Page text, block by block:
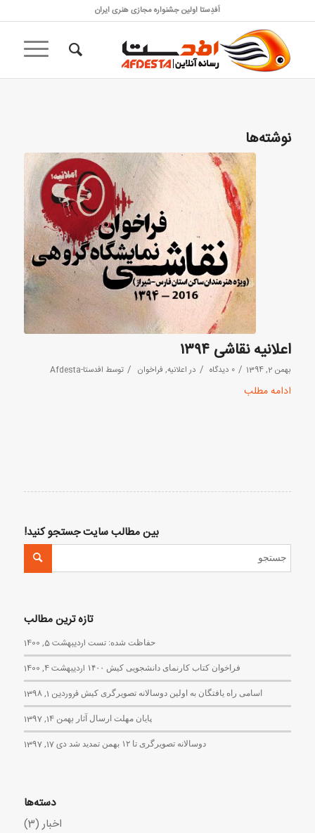
اَفدِستا اولین جشنواره مجازی هنری ایران
نوشته‌ها
اعلانیه نقاشی ۱۳۹۴
بهمن 2, 1394 / 0 دیدگاه / در اعلانیه, فراخوان / توسط افدستا-Afdesta
ادامه مطلب
بین مطالب سایت جستجو کنید!
تازه ترین مطالب
حفاظت شده: تست اردیبهشت 5, 1400
فراخوان کتاب کارنمای دانشجویی کیش ۱۴۰۰ اردیبهشت 4, 1400
اسامی راه یافتگان به اولین دوسالانه تصویرگری کیش فروردین 1, 1398
پایان مهلت ارسال آثار بهمن 14, 1397
دوسالانه تصویرگری تا ۱۲ بهمن تمدید شد دی 17, 1397
دسته‌ها
اخبار (3)